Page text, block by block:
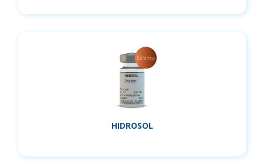
HIDROSOL